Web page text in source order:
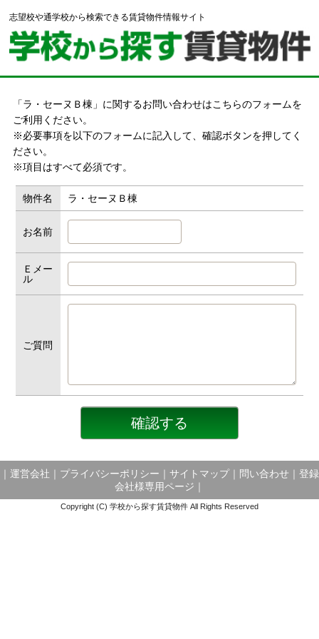
志望校や通学校から検索できる賃貸物件情報サイト
「ラ・セーヌＢ棟」に関するお問い合わせはこちらのフォームを
ご利用ください。
※必要事項を以下のフォームに記入して、確認ボタンを押してく
ださい。
※項目はすべて必須です。
物件名 ラ・セーヌＢ棟
お名前
Ｅメー
ル
ご質問
運営会社 プライバシーポリシー サイトマップ｜ 問い合わせ
登録
会社様専用ページ
Copyright (C) 学校から探す賃貸物件 All Rights Reserved